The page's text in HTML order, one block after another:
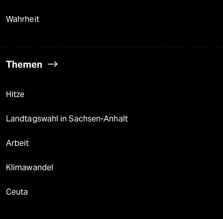
Wahrheit
Themen
Hitze
Landtagswahl in Sachsen-Anhalt
Arbeit
Klimawandel
Ceuta